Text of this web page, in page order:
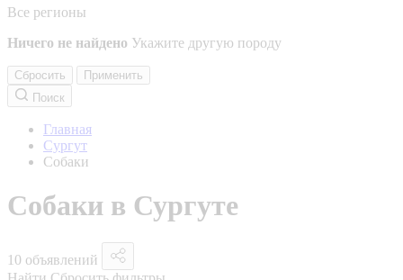
Все регионы
Ничего не найдено Укажите другую породу
Сбросить
Применить
Поиск
Главная
Сургут
Собаки
Собаки в Сургуте
10 объявлений